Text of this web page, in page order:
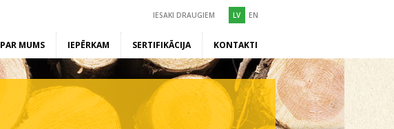
IESAKI DRAUGIEM LV EN
PAR MUMS IEPĒRKAM SERTIFIKĀCIJA KONTAKTI